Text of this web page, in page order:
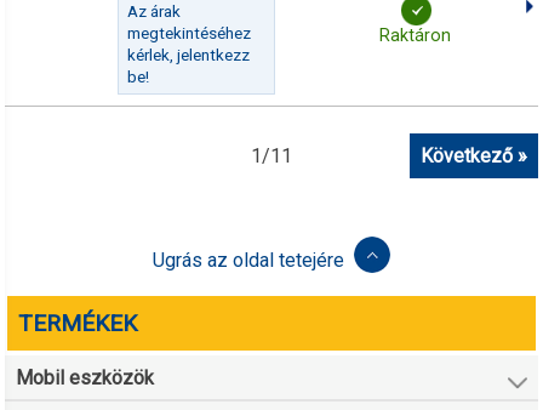
Az árak
megtekintéséhez
kérlek, jelentkezz
be!
Raktáron
1/11 Következő »
Ugrás az oldal tetejére
TERMÉKEK
Mobil eszközök